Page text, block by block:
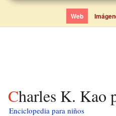
Web
Charles K. Kao
Enciclopedia para niños